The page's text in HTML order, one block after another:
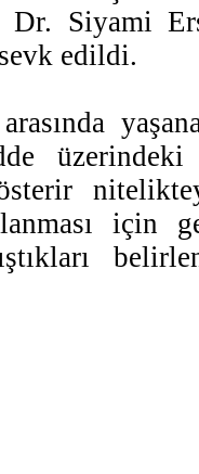
Dr. Siyami
edildi.
üzerindeki
için